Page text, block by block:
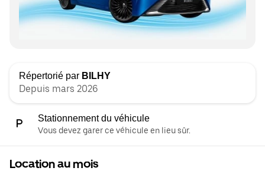
Répertorié par BILHY
Depuis mars 2026
Stationnement du véhicule
Vous devez garer ce véhicule en lieu sûr.
Location au mois